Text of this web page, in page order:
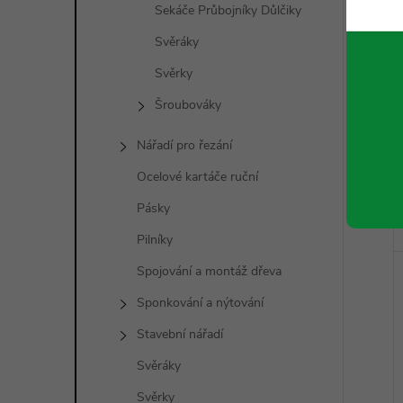
Sekáče Průbojníky Důlčiky
Svěráky
Svěrky
Šroubováky
Nářadí pro řezání
Ocelové kartáče ruční
Pásky
Pilníky
Spojování a montáž dřeva
Sponkování a nýtování
Stavební nářadí
Svěráky
Svěrky